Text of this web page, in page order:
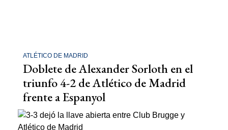
ATLÉTICO DE MADRID
Doblete de Alexander Sorloth en el
triunfo 4-2 de Atlético de Madrid
frente a Espanyol